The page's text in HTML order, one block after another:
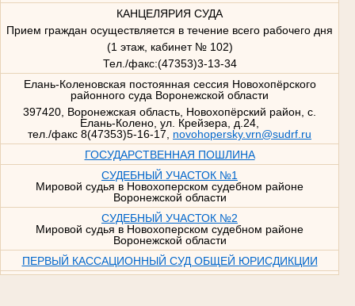
КАНЦЕЛЯРИЯ СУДА
Прием граждан осуществляется в течение всего рабочего дня
(1 этаж, кабинет № 102)
Тел./факс:(47353)3-13-34
Елань-Коленовская постоянная сессия Новохопёрского
районного суда Воронежской области
397420, Воронежская область, Новохопёрский район, с.
Елань-Колено, ул. Крейзера, д.24,
тел./факс 8(47353)5-16-17, novohopersky.vrn@sudrf.ru
ГОСУДАРСТВЕННАЯ ПОШЛИНА
СУДЕБНЫЙ УЧАСТОК №1
Мировой судья в Новохоперском судебном районе
Воронежской области
СУДЕБНЫЙ УЧАСТОК №2
Мировой судья в Новохоперском судебном районе
Воронежской области
ПЕРВЫЙ КАССАЦИОННЫЙ СУД ОБЩЕЙ ЮРИСДИКЦИИ